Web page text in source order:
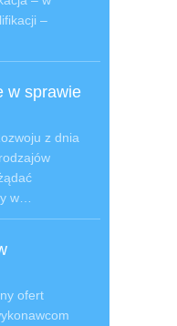
–
w sprawie
z dnia
w…
ofert